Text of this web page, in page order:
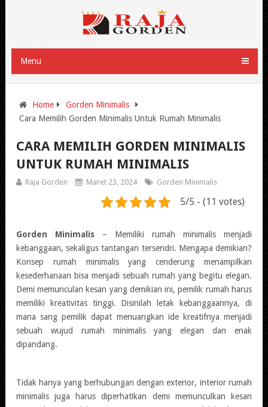
Menu
Home
Gorden Minimalis
Cara Memilih Gorden Minimalis Untuk Rumah Minimalis
CARA MEMILIH GORDEN MINIMALIS
UNTUK RUMAH MINIMALIS
Raja Gorden Maret 23, 2024 Gorden Minimalis
5/5 - (11 votes)
Gorden Minimalis – Memiliki rumah minimalis menjadi
kebanggaan, sekaligus tantangan tersendri. Mengapa demikian?
Konsep rumah minimalis yang cenderung menampilkan
kesederhanaan bisa menjadi sebuah rumah yang begitu elegan.
Demi memunculan kesan yang demikian ini, pemilik rumah harus
memiliki kreativitas tinggi. Disinilah letak kebanggaannya, di
mana sang pemilik dapat menuangkan ide kreatifnya menjadi
sebuah wujud rumah minimalis yang elegan dan enak
dipandang.
Tidak hanya yang berhubungan dengan exterior, interior rumah
minimalis juga harus diperhatikan demi memunculkan kesan